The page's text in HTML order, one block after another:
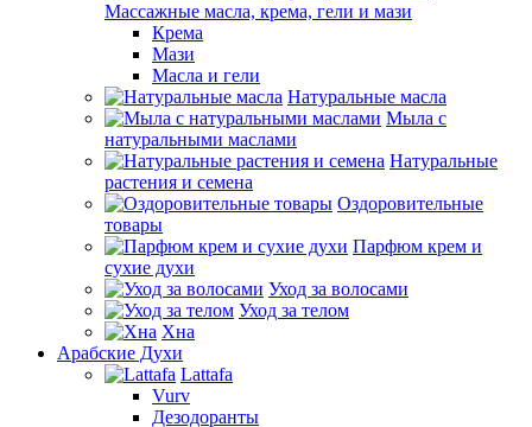
Массажные масла, крема, гели и мази
Крема
Мази
Масла и гели
Натуральные масла
Мыла с
натуральными маслами
Натуральные
растения и семена
Оздоровительные
товары
Парфюм крем и
сухие духи
Уход за волосами
Уход за телом
Хна
Арабские Духи
Lattafa
Vurv
Дезодоранты